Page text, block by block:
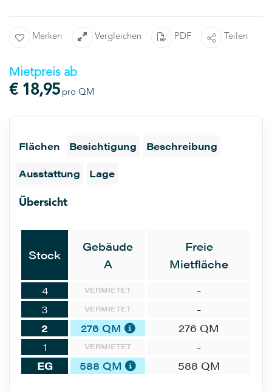
Merken Vergleichen PDF Teilen
Mietpreis ab
€ 18,95 pro QM
Flächen Besichtigung
Beschreibung
Ausstattung
Lage
Übersicht
Stock
Gebäude
A
Freie
Mietfläche
4 VERMIETET
-
3
VERMIETET
-
2
276 QM
276 QM
1
VERMIETET
-
EG
588 QM 588 QM